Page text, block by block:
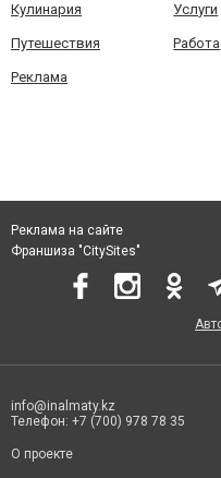
Кулинария Услуги
Путешествия Работа
Реклама
Реклама на сайте
Франшиза "CitySites"
info@inalmaty.kz
Телефон: +7 (700) 978 78 35
О проекте